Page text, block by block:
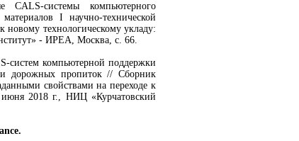
системы компьютерного
I научно-технической
технологическому укладу:
- ИРЕА, Москва, с. 66.
систем компьютерной поддержки
и дорожных пропиток // Сборник
свойствами на переходе к
июня 2018 г., НИЦ «Курчатовский